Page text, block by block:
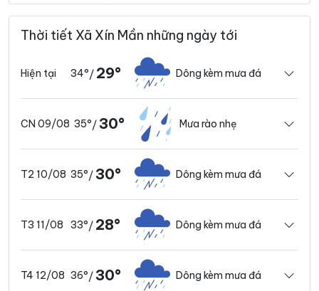
Thời tiết Xã Xín Mần những ngày tới
Hiện tại 34°/ 29° Dông kèm mưa đá
CN 09/08 35°/ 30° Mưa rào nhẹ
T2 10/08 35°/ 30° Dông kèm mưa đá
T3 11/08 33°/ 28° Dông kèm mưa đá
T4 12/08 36°/ 30° Dông kèm mưa đá